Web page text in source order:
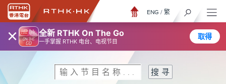
× 全新 RTHK On The Go
一手掌握 RTHK 电台、电视节目
取得
ENG / 繁